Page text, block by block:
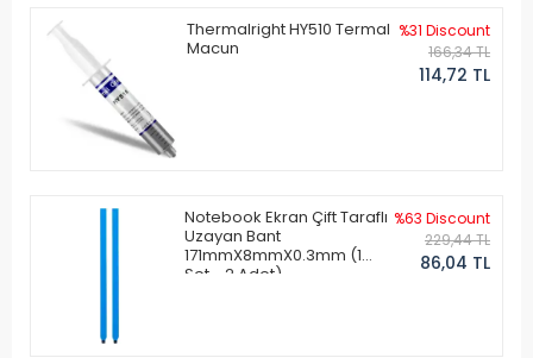
Thermalright HY510 Termal
Macun
%31 Discount
166,34 TL
114,72 TL
Notebook Ekran Çift Taraflı
Uzayan Bant
171mmX8mmX0.3mm (1
Set - 2 Adet)
%63 Discount
229,44 TL
86,04 TL